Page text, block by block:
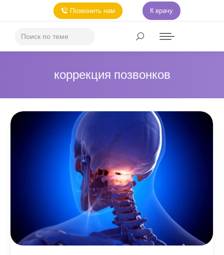
Позвонить нам К врачу
коррекция позвонков